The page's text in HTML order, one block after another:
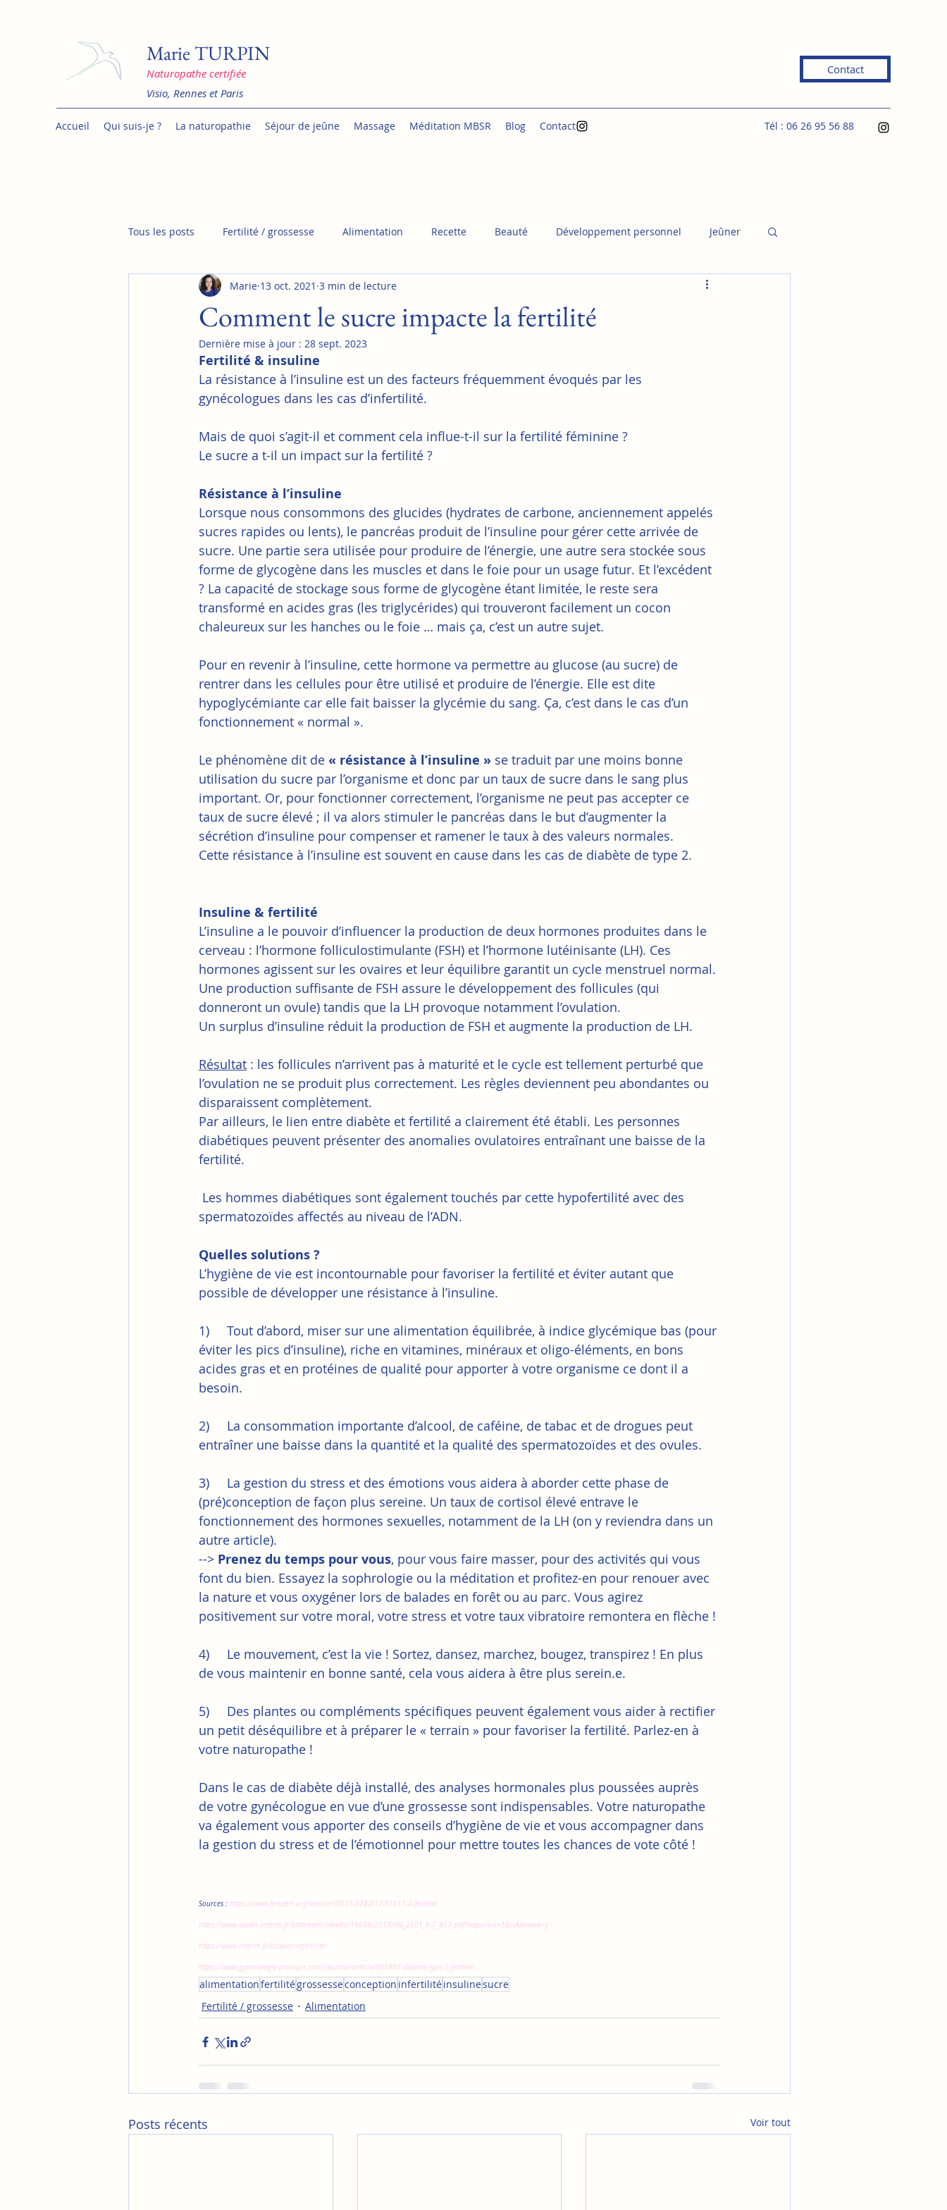
Marie TURPIN
Naturopathe certifiée
Visio, Rennes et Paris
Contact
Accueil Qui suis-je ? La naturopathie Séjour de jeûne Massage Méditation MBSR Blog Contact Tél : 06 26 95 56 88
Tous les posts Fertilité / grossesse Alimentation Recette Beauté Développement personnel Jeûner
Gestion du stress
Comment le sucre impacte la fertilité
Marie 13 oct. 2021 3 min de lecture
Dernière mise à jour : 28 sept. 2023
Fertilité & insuline
La résistance à l’insuline est un des facteurs fréquemment évoqués par les
gynécologues dans les cas d’infertilité.
Mais de quoi s’agit-il et comment cela influe-t-il sur la fertilité féminine ?
Le sucre a t-il un impact sur la fertilité ?
Résistance à l’insuline
Lorsque nous consommons des glucides (hydrates de carbone, anciennement appelés
sucres rapides ou lents), le pancréas produit de l’insuline pour gérer cette arrivée de
sucre. Une partie sera utilisée pour produire de l’énergie, une autre sera stockée sous
forme de glycogène dans les muscles et dans le foie pour un usage futur. Et l’excédent
? La capacité de stockage sous forme de glycogène étant limitée, le reste sera
transformé en acides gras (les triglycérides) qui trouveront facilement un cocon
chaleureux sur les hanches ou le foie … mais ça, c’est un autre sujet.
Pour en revenir à l’insuline, cette hormone va permettre au glucose (au sucre) de
rentrer dans les cellules pour être utilisé et produire de l’énergie. Elle est dite
hypoglycémiante car elle fait baisser la glycémie du sang. Ҫa, c’est dans le cas d’un
fonctionnement « normal ».
Le phénomène dit de « résistance à l’insuline » se traduit par une moins bonne
utilisation du sucre par l’organisme et donc par un taux de sucre dans le sang plus
important. Or, pour fonctionner correctement, l’organisme ne peut pas accepter ce
taux de sucre élevé ; il va alors stimuler le pancréas dans le but d’augmenter la
sécrétion d’insuline pour compenser et ramener le taux à des valeurs normales.
Cette résistance à l’insuline est souvent en cause dans les cas de diabète de type 2.
Insuline & fertilité
L’insuline a le pouvoir d’influencer la production de deux hormones produites dans le
cerveau : l’hormone folliculostimulante (FSH) et l’hormone lutéinisante (LH). Ces
hormones agissent sur les ovaires et leur équilibre garantit un cycle menstruel normal.
Une production suffisante de FSH assure le développement des follicules (qui
donneront un ovule) tandis que la LH provoque notamment l’ovulation.
Un surplus d’insuline réduit la production de FSH et augmente la production de LH.
Résultat : les follicules n’arrivent pas à maturité et le cycle est tellement perturbé que
l’ovulation ne se produit plus correctement. Les règles deviennent peu abondantes ou
disparaissent complètement.
Par ailleurs, le lien entre diabète et fertilité a clairement été établi. Les personnes
diabétiques peuvent présenter des anomalies ovulatoires entraînant une baisse de la
fertilité.
spermatozoïdes affectés au niveau de l’ADN.
Quelles solutions ?
L’hygiène de vie est incontournable pour favoriser la fertilité et éviter autant que
possible de développer une résistance à l’insuline.
1)     Tout d’abord, miser sur une alimentation équilibrée, à indice glycémique bas (pour
éviter les pics d’insuline), riche en vitamines, minéraux et oligo-éléments, en bons
acides gras et en protéines de qualité pour apporter à votre organisme ce dont il a
besoin.
2)     La consommation importante d’alcool, de caféine, de tabac et de drogues peut
entraîner une baisse dans la quantité et la qualité des spermatozoïdes et des ovules.
3)     La gestion du stress et des émotions vous aidera à aborder cette phase de
(pré)conception de façon plus sereine. Un taux de cortisol élevé entrave le
fonctionnement des hormones sexuelles, notamment de la LH (on y reviendra dans un
autre article).
--> Prenez du temps pour vous, pour vous faire masser, pour des activités qui vous
font du bien. Essayez la sophrologie ou la méditation et profitez-en pour renouer avec
la nature et vous oxygéner lors de balades en forêt ou au parc. Vous agirez
positivement sur votre moral, votre stress et votre taux vibratoire remontera en flèche !
4)     Le mouvement, c’est la vie ! Sortez, dansez, marchez, bougez, transpirez ! En plus
de vous maintenir en bonne santé, cela vous aidera à être plus serein.e.
5)     Des plantes ou compléments spécifiques peuvent également vous aider à rectifier
un petit déséquilibre et à préparer le « terrain » pour favoriser la fertilité. Parlez-en à
votre naturopathe !
Dans le cas de diabète déjà installé, des analyses hormonales plus poussées auprès
de votre gynécologue en vue d’une grossesse sont indispensables. Votre naturopathe
va également vous apporter des conseils d’hygiène de vie et vous accompagner dans
la gestion du stress et de l’émotionnel pour mettre toutes les chances de vote côté !
Sources : https://www.fertstert.org/article/S0015-0282(17)31911-8/fulltext
https://www.ipubli.inserm.fr/bitstream/handle/10608/2013/MS_2001_6-7_817.pdf?sequence=1&isAllowed=y
https://www.inserm.fr/dossier/infertilite/
https://www.gynecologie-pratique.com/journal/article/005807-diabete-type-1-fertilite
alimentationfertilitégrossesseconception infertilitéinsulinesucre
Fertilité / grossesse
Alimentation
Posts récents Voir tout